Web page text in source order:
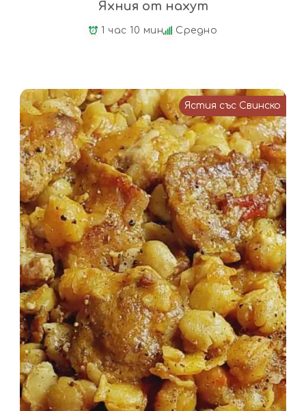
Яхния от нахут
1 час 10 мин Средно
Ястия със Свинско